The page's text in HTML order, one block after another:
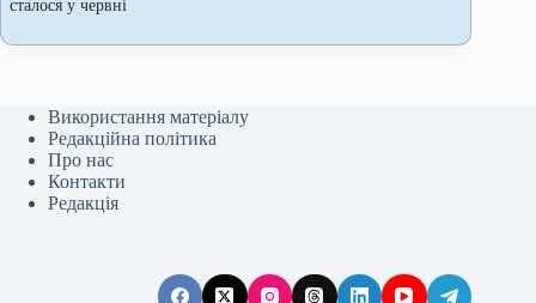
сталося у червні
Використання матеріалу
Редакційна політика
Про нас
Контакти
Редакція